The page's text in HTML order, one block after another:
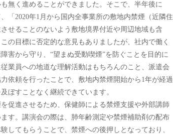
無く進めることができました。そこで、半年後に
「2020年1月から国内全事業所の敷地内禁煙（近隣住
せることのないよう敷地境界付近や周辺地域も含
の目標に否定的な意見もありましたが、社内で働く
害から守り、“望まぬ受動喫煙”を防ぐことを目的に
業員への地道な理解活動はもちろんのこと、派遣会
依頼を行ったことで、敷地内禁煙開始から1年が経過
ぼすことなく継続できています。
促進させるため、保健師による禁煙支援や外部講師
す。講演会の際は、肺年齢測定や禁煙補助剤の配布
してもらうことで、禁煙への後押しとなっており、